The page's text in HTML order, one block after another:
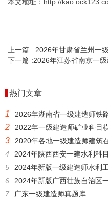
上一篇 : 2026年甘肃省兰州一
下一篇 :2026年江苏省南京一
热门文章
1 2026年湖南省一级建造师铁
2 2022年一级建造师矿业科目
3
2020年各地一级建造师建筑
4
2024年陕西西安一建水利科
5
2024年新版一级建造师水利
6
2024年新版广西壮族自治区
7
广东一级建造师真题库